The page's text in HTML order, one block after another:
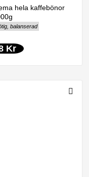
hela kaffebönor
balanserad
Kr